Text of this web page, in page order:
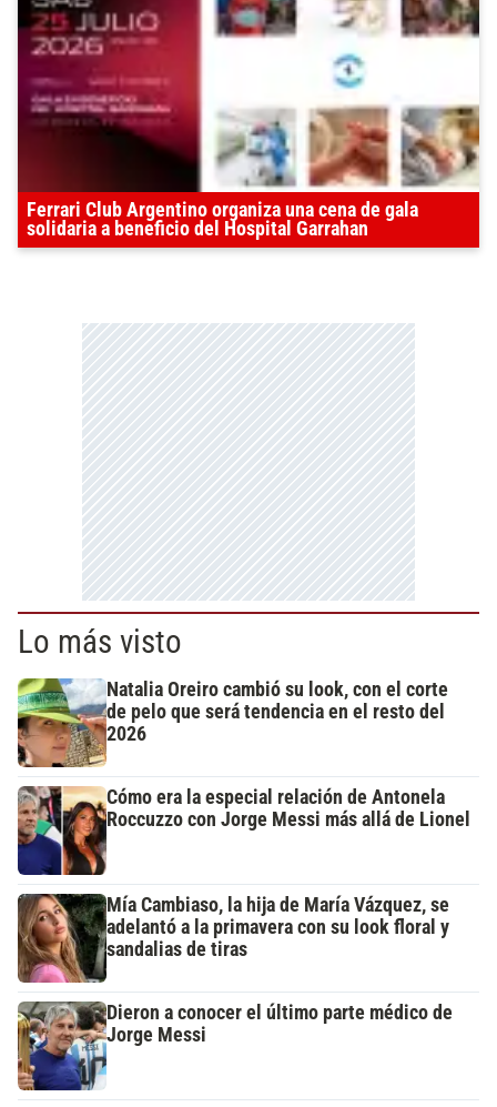
Ferrari Club Argentino organiza una cena de gala
solidaria a beneficio del Hospital Garrahan
Lo más visto
Natalia Oreiro cambió su look, con el corte
de pelo que será tendencia en el resto del
2026
Cómo era la especial relación de Antonela
Roccuzzo con Jorge Messi más allá de Lionel
Mía Cambiaso, la hija de María Vázquez, se
adelantó a la primavera con su look floral y
sandalias de tiras
Dieron a conocer el último parte médico de
Jorge Messi